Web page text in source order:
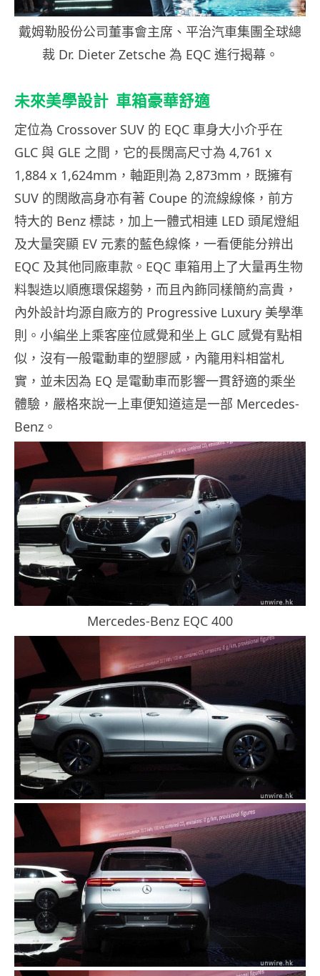
戴姆勒股份公司董事會主席、平治汽車集團全球總
裁 Dr. Dieter Zetsche 為 EQC 進行揭幕。
未來美學設計 車箱豪華舒適
定位為 Crossover SUV 的 EQC 車身大小介乎在
GLC 與 GLE 之間，它的長闊高尺寸為 4,761 x
1,884 x 1,624mm，軸距則為 2,873mm，既擁有
SUV 的闊敞高身亦有著 Coupe 的流線線條，前方
特大的 Benz 標誌，加上一體式相連 LED 頭尾燈組
及大量突顯 EV 元素的藍色線條，一看便能分辨出
EQC 及其他同廠車款。EQC 車箱用上了大量再生物
料製造以順應環保趨勢，而且內飾同樣簡約高貴，
內外設計均源自廠方的 Progressive Luxury 美學準
則。小編坐上乘客座位感覺和坐上 GLC 感覺有點相
似，沒有一般電動車的塑膠感，內籠用料相當札
實，並未因為 EQ 是電動車而影響一貫舒適的乘坐
體驗，嚴格來說一上車便知道這是一部 Mercedes-
Benz。
Mercedes-Benz EQC 400